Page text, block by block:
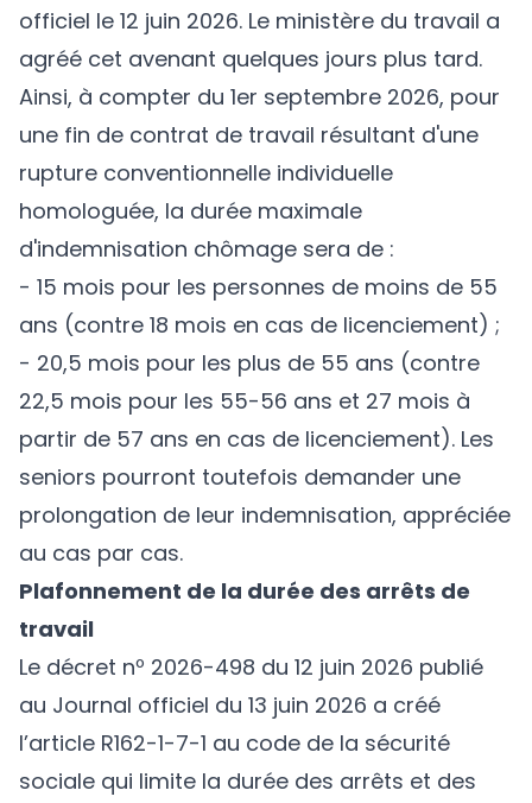
officiel le 12 juin 2026. Le ministère du travail a
agréé cet avenant quelques jours plus tard.
Ainsi, à compter du 1er septembre 2026, pour
une fin de contrat de travail résultant d'une
rupture conventionnelle individuelle
homologuée, la durée maximale
d'indemnisation chômage sera de :
- 15 mois pour les personnes de moins de 55
ans (contre 18 mois en cas de licenciement) ;
- 20,5 mois pour les plus de 55 ans (contre
22,5 mois pour les 55-56 ans et 27 mois à
partir de 57 ans en cas de licenciement). Les
seniors pourront toutefois demander une
prolongation de leur indemnisation, appréciée
au cas par cas.
Plafonnement de la durée des arrêts de
travail
Le décret nº 2026-498 du 12 juin 2026 publié
au Journal officiel du 13 juin 2026 a créé
l’article R162-1-7-1 au code de la sécurité
sociale qui limite la durée des arrêts et des